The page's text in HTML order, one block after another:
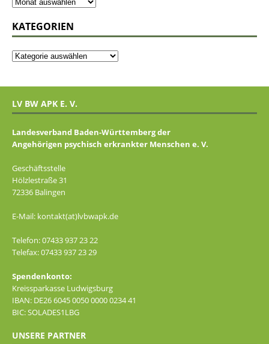
KATEGORIEN
LV BW APK E. V.
Landesverband Baden-Württemberg der
Angehörigen psychisch erkrankter Menschen e. V.
Geschäftsstelle
Hölzlestraße 31
72336 Balingen
E-Mail: kontakt(at)lvbwapk.de
Telefon: 07433 937 23 22
Telefax: 07433 937 23 29
Spendenkonto:
Kreissparkasse Ludwigsburg
IBAN: DE26 6045 0050 0000 0234 41
BIC: SOLADES1LBG
UNSERE PARTNER